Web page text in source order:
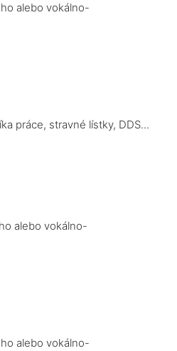
alebo vokálno-
práce, stravné lístky, DDS...
alebo vokálno-
alebo vokálno-